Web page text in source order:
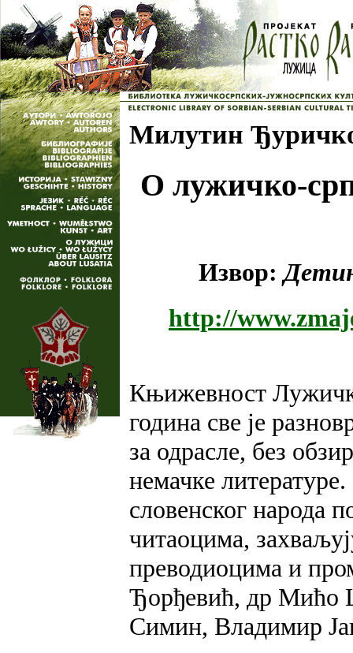
Милутин
О лужичко-
Извор:
http://
Књижевност
година све је
за одрасле, без
немачке
словенског народа
читаоцима,
преводиоцима и
Ђорђевић, др Мићо
Симин, Владимир